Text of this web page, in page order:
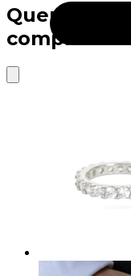
Quem viu
comprou